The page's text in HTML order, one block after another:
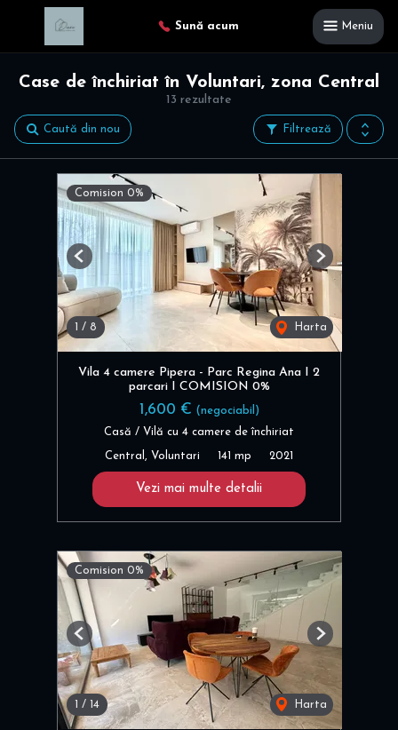
Sună acum Meniu
13 rezultate
Case de închiriat în Voluntari, zona Central
Filtrează
Caută din nou
Comision 0%
1 / 8 Harta
Previous Next
Vila 4 camere Pipera - Parc Regina Ana I 2
parcari I COMISION 0%
1,600 € (negociabil)
Casă / Vilă cu 4 camere de închiriat
Central, Voluntari 141 mp 2021
Vezi mai multe detalii
Comision 0%
1 / 14 Harta
Previous Next